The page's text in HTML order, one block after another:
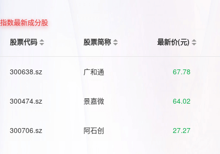
指数最新成分股
股票代码
股票简称 最新价(元)
300638.sz 广和通 67.78
300474.sz 景嘉微 64.02
300706.sz 阿石创 27.27